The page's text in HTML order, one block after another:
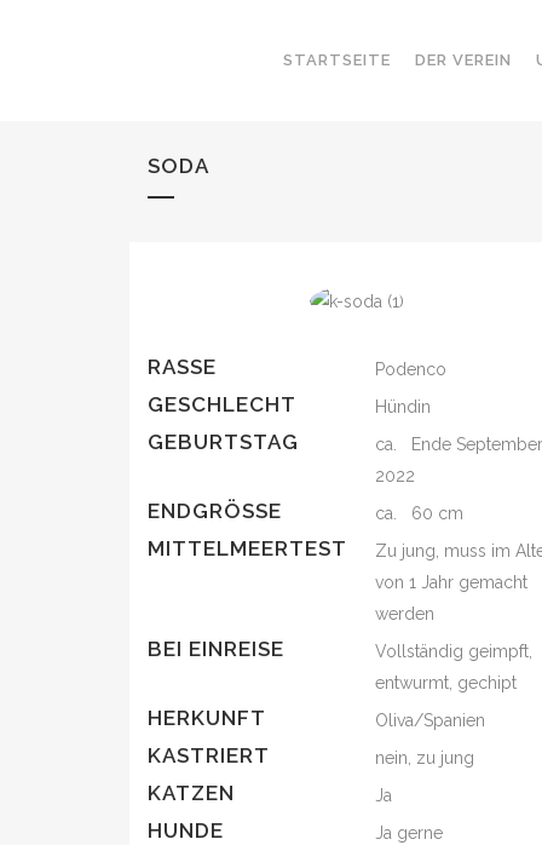
STARTSEITE DER VEREIN
SODA
RASSE Podenco
GESCHLECHT Hündin
GEBURTSTAG
ca. Ende
2022
ENDGRÖSSE ca. 60 cm
MITTELMEERTEST
Zu jung, muss im
von 1 Jahr gemacht
werden
BEI EINREISE
Vollständig geimpft,
entwurmt, gechipt
HERKUNFT Oliva/Spanien
KASTRIERT nein, zu jung
KATZEN Ja
HUNDE Ja gerne